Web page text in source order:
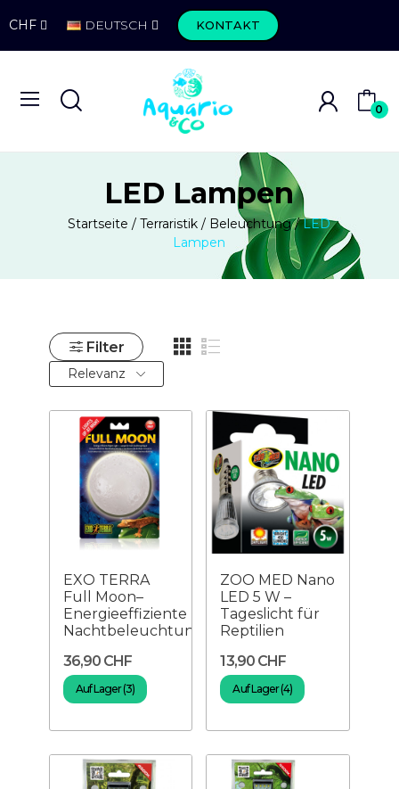
CHF DEUTSCH KONTAKT
0
LED Lampen
Startseite Terraristik Beleuchtung
LED
Lampen
Filter
Relevanz
EXO TERRA
Full Moon–
Energieeffiziente
Nachtbeleuchtung
36,90 CHF
Auf Lager (3)
ZOO MED Nano
LED 5 W –
Tageslicht für
Reptilien
13,90 CHF
Auf Lager (4)